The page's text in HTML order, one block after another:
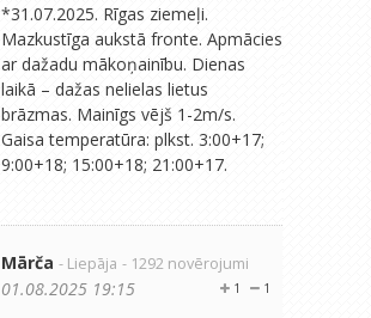
*31.07.2025. Rīgas ziemeļi.
Mazkustīga aukstā fronte. Apmācies
ar dažadu mākoņainību. Dienas
laikā – dažas nelielas lietus
brāzmas. Mainīgs vējš 1-2m/s.
Gaisa temperatūra: plkst. 3:00+17;
9:00+18; 15:00+18; 21:00+17.
Mārča - Liepāja - 1292 novērojumi
1
1
01.08.2025 19:15